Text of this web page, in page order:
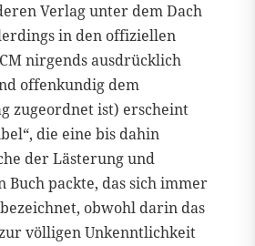
Verlag unter dem Dach
in den offiziellen
nirgends ausdrücklich
offenkundig dem
zugeordnet ist) erscheint
die eine bis dahin
der Lästerung und
Buch packte, das sich immer
obwohl darin das
völligen Unkenntlichkeit